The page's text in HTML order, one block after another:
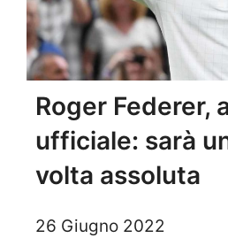
Roger Federer,
ufficiale: sarà
volta assoluta
26 Giugno 2022